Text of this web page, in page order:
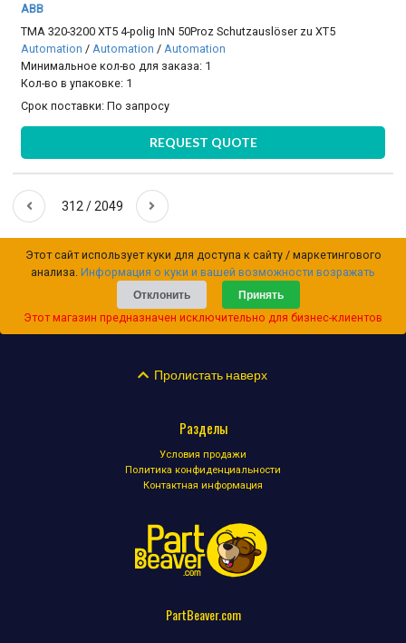
ABB
TMA 320-3200 XT5 4-polig InN 50Proz Schutzauslöser zu XT5
Automation /Automation /Automation
Минимальное кол-во для заказа: 1
Кол-во в упаковке: 1
Срок поставки:По запросу
REQUEST QUOTE
312 / 2049
Этот сайт использует куки для доступа к сайту / маркетингового
анализа. Информация о куки и вашей возможности возражать
Отклонить
Принять
Этот магазин предназначен исключительно для бизнес-клиентов
Пролистать наверх
Разделы
Условия продажи
Политика конфиденциальности
Контактная информация
PartBeaver.com